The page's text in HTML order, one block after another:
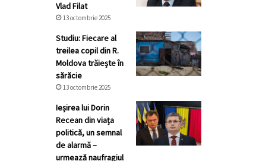
Vlad Filat
13 octombrie 2025
Studiu: Fiecare al
treilea copil din R.
Moldova trăiește în
sărăcie
13 octombrie 2025
Ieșirea lui Dorin
Recean din viața
politică, un semnal
de alarmă –
urmează naufragiul